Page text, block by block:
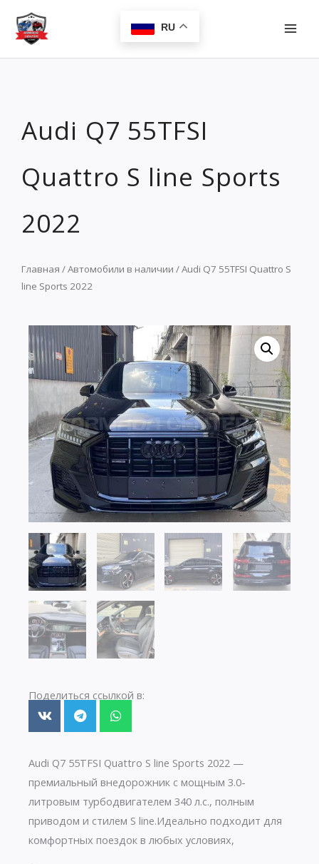
Перейти
содержимому
RU
Audi Q7 55TFSI
Quattro S line Sports
2022
Главная /Автомобили в наличии / Audi Q7 55TFSI Quattro S
line Sports 2022
Поделиться ссылкой в:
Audi Q7 55TFSI Quattro S line Sports 2022 —
премиальный внедорожник с мощным 3.0-
литровым турбодвигателем 340 л.с., полным
приводом и стилем S line.Идеально подходит для
комфортных поездок в любых условиях,